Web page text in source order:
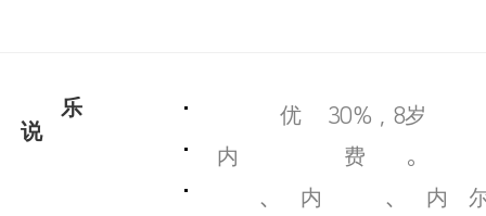
健身俱乐部 使
用说明
男女桑拿优惠 30%，8岁以上
室内游泳池可免费使用。
健身房、室内游泳池、室内高